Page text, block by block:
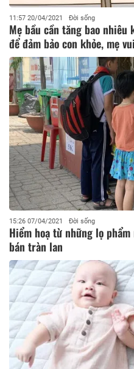
11:57 20/04/2021 Đời sống
Mẹ bầu cần tăng bao
để đảm bảo con khỏe, mẹ
15:26 07/04/2021 Đời sống
Hiểm hoạ từ những lọ
bán tràn lan